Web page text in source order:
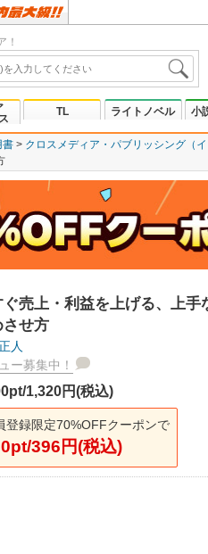
！
TL ライトノベル 小
書 クロスメディア・パブリッシング（イ
売上・利益を上げる、上手
させ方
人
ー募集中！
1,320円(税込)
登録限定70%OFFクーポンで
396円(税込)